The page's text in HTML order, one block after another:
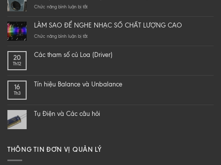
Chức năng bình luận bị tắtở
yourself
a
speaker
loa
Z
LÀM SAO ĐỂ NGHE NHẠC SỐ CHẤT LƯỢNG CAO
Chức năng bình luận bị tắtở
ĐỂ
CHẤT
20
Th12
Các tham số củ Loa (Driver)
16
Th3
Tín hiệu Balance và Unbalance
Tụ Điện và Các câu hỏi
THÔNG TIN ĐƠN VỊ QUẢN LÝ